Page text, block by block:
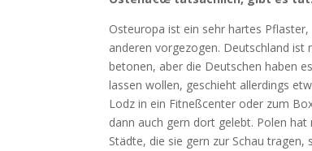
Osteuropa ist ein sehr hartes
anderen vorgezogen. Deutschland
betonen, aber die Deutschen haben
lassen wollen, geschieht allerdings
Lodz in ein Fitneßcenter oder zum
dann auch gern dort gelebt. Polen
Städte, die sie gern zur Schau